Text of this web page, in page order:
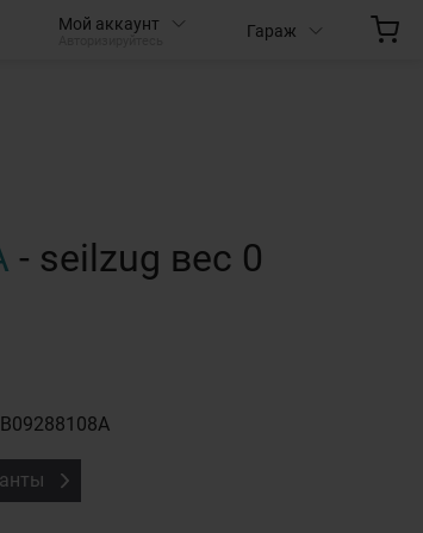
Мой аккаунт Гараж
- seilzug вес 0
B09288108A